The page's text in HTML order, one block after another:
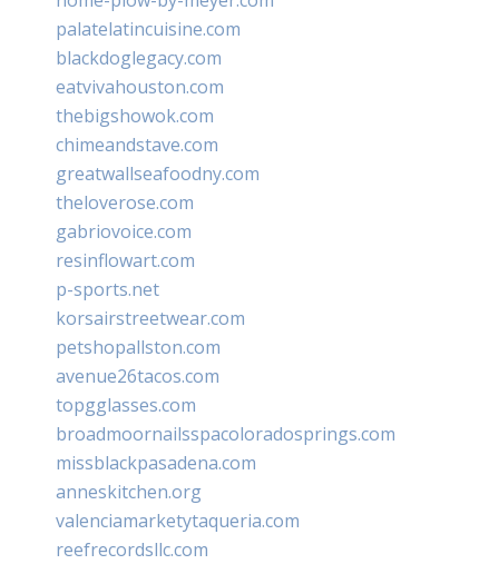
palatelatincuisine.com
blackdoglegacy.com
eatvivahouston.com
thebigshowok.com
chimeandstave.com
greatwallseafoodny.com
theloverose.com
gabriovoice.com
resinflowart.com
p-sports.net
korsairstreetwear.com
petshopallston.com
avenue26tacos.com
topgglasses.com
broadmoornailsspacoloradosprings.com
missblackpasadena.com
anneskitchen.org
valenciamarketytaqueria.com
reefrecordsllc.com